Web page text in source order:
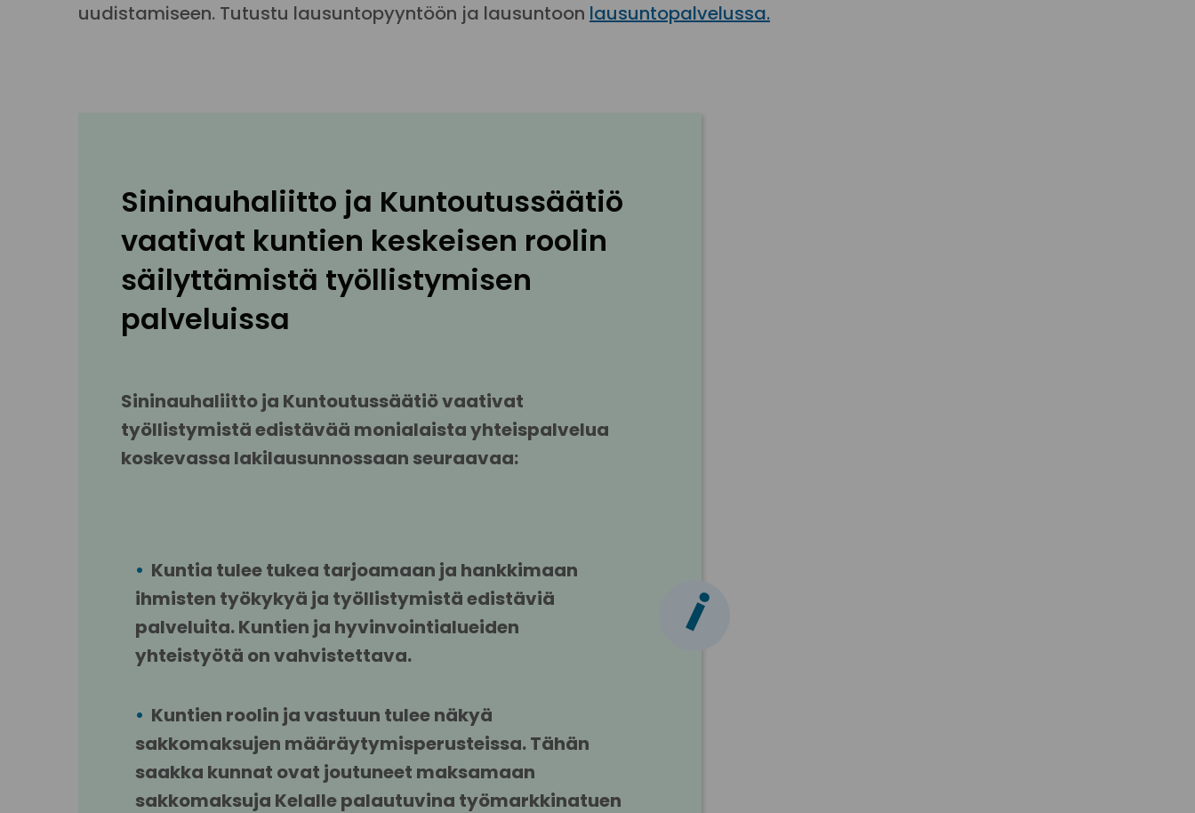
uudistamiseen. Tutustu lausuntopyyntöön ja lausuntoon lausuntopalvelussa.
Sininauhaliitto ja Kuntoutussäätiö
vaativat kuntien keskeisen roolin
säilyttämistä työllistymisen
palveluissa
Sininauhaliitto ja Kuntoutussäätiö vaativat
työllistymistä edistävää monialaista yhteispalvelua
koskevassa lakilausunnossaan seuraavaa:
Kuntia tulee tukea tarjoamaan ja hankkimaan
ihmisten työkykyä ja työllistymistä edistäviä
palveluita. Kuntien ja hyvinvointialueiden
yhteistyötä on vahvistettava.
Kuntien roolin ja vastuun tulee näkyä
sakkomaksujen määräytymisperusteissa. Tähän
saakka kunnat ovat joutuneet maksamaan
sakkomaksuja Kelalle palautuvina työmarkkinatuen
i